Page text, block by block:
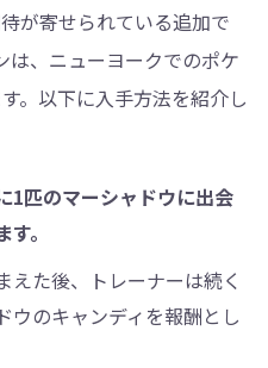
が寄せられている追加で
は、ニューヨークでのポケ
。以下に入手方法を紹介し
1匹のマーシャドウに出会
。
えた後、トレーナーは続く
ウのキャンディを報酬とし